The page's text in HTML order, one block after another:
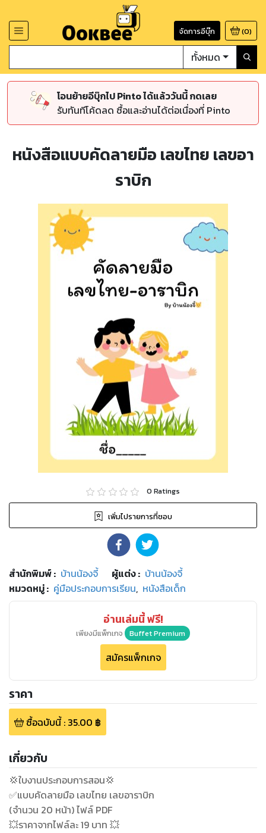
จัดการอีบุ๊ก (0)
ทั้งหมด
โอนย้ายอีบุ๊กไป Pinto ได้แล้ววันนี้ กดเลย
รับทันทีโค้ดลด ซื้อและอ่านได้ต่อเนื่องที่ Pinto
หนังสือแบบคัดลายมือ เลขไทย เลขอา
ราบิก
0 Ratings
เพิ่มไปรายการที่ชอบ
สำนักพิมพ์: บ้านน้องจี้ ผู้แต่ง : บ้านน้องจี้
หมวดหมู่: คู่มือประกอบการเรียน, หนังสือเด็ก
อ่านเล่มนี้ ฟรี!
เพียงมีแพ็กเกจ Buffet Premium
สมัครแพ็กเกจ
ราคา
ซื้อฉบับนี้: 35.00 ฿
เกี่ยวกับ
💢ใบงานประกอบการสอน💢
✅แบบคัดลายมือ เลขไทย เลขอาราบิก
(จำนวน 20 หน้า) ไฟล์ PDF
💥ราคาจากไฟล์ละ 19 บาท 💥